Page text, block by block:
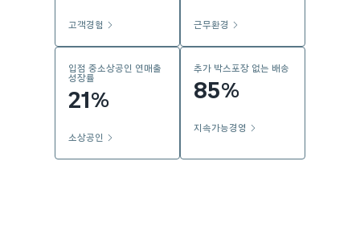
고객경험 근무환경
입점 중소상공인 연매출
성장률
21 %
소상공인
추가 박스포장 없는 배송
85%
지속가능경영